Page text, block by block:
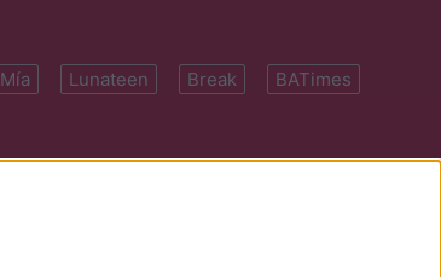
Mía Lunateen Break BATimes